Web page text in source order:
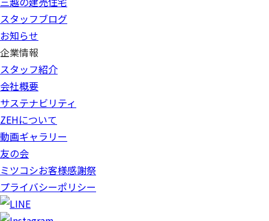
スタッフブログ
お知らせ
企業情報
スタッフ紹介
会社概要
サステナビリティ
ZEHについて
動画ギャラリー
友の会
ミツコシお客様感謝祭
プライバシーポリシー